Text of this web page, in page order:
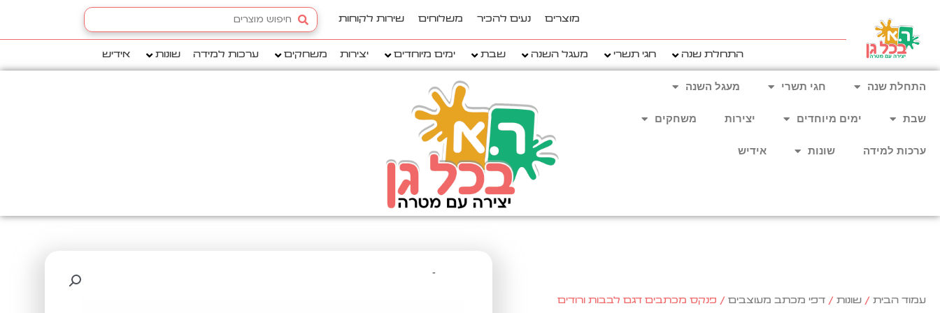
מוצרים נעים להכיר משלוחים שירות לקוחות
Search
...
התחלת שנה חגי תשרי מעגל השנה שבת ימים מיוחדים יצירות משחקים ערכות למידה שונות אידיש
התחלת שנה חגי תשרי מעגל השנה
שבת ימים מיוחדים יצירות משחקים
ערכות למידה שונות אידיש
עמוד הבית / שונות / דפי מכתב מעוצבים / פנקס מכתבים דגם לבבות ורודים